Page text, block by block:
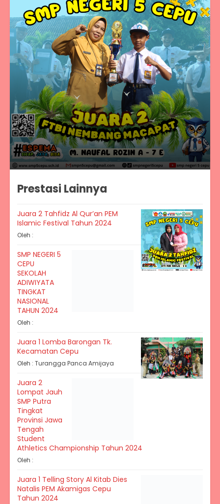
Prestasi Lainnya
Juara 2 Tahfidz Al Qur’an PEM
Islamic Festival Tahun 2024
Oleh :
SMP NEGERI 5
CEPU
SEKOLAH
ADIWIYATA
TINGKAT
NASIONAL
TAHUN 2024
Oleh :
Juara 1 Lomba Barongan Tk.
Kecamatan Cepu
Oleh : Turangga Panca Amijaya
Juara 2
Lompat Jauh
SMP Putra
Tingkat
Provinsi Jawa
Tengah
Student
Athletics Championship Tahun 2024
Oleh :
Juara 1 Telling Story Al Kitab Dies
Natalis PEM Akamigas Cepu
Tahun 2024